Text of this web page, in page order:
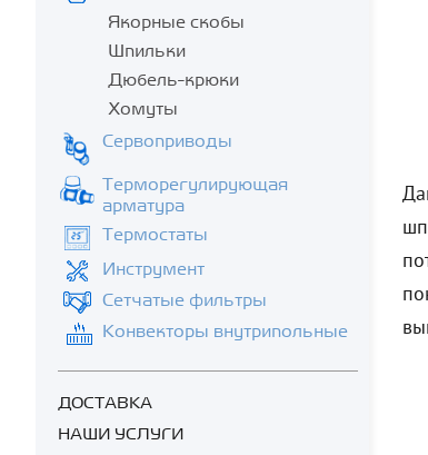
Якорные скобы
Шпильки
Дюбель-крюки
Хомуты
Сервоприводы
Терморегулирующая
арматура
Термостаты
Инструмент
Сетчатые фильтры
Конвекторы внутрипольные
ДОСТАВКА
НАШИ УСЛУГИ